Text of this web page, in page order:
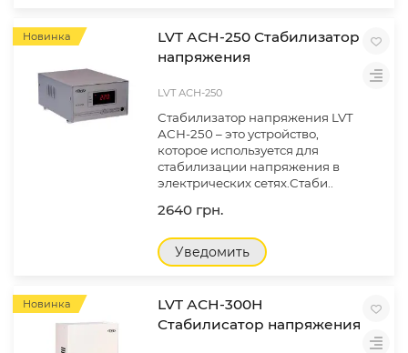
Новинка
LVT АСН-250 Стабилизатор
напряжения
LVT АСН-250
Стабилизатор напряжения LVT
АСН-250 – это устройство,
которое используется для
стабилизации напряжения в
электрических сетях.Стаби..
2640 грн.
Уведомить
Новинка
LVT АСН-300Н
Стабилисатор напряжения